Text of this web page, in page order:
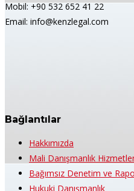
Mobil: +90 532 652 41 22
Email: info@kenzlegal.com
Bağlantılar
Hakkımızda
Mali Danışmanlık
Bağımsız Denetim ve
Hukuki Danışmanlık